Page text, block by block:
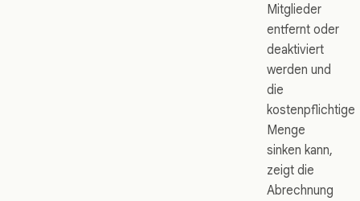
Mitglieder
entfernt oder
deaktiviert
werden und
die
kostenpflichtige
Menge
sinken kann,
zeigt die
Abrechnung